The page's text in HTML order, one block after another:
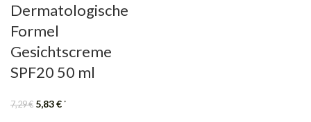
Dermatologische
Formel
Gesichtscreme
SPF20 50 ml
7,29€ 5,83€ *